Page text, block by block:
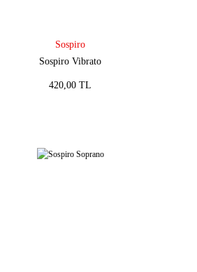
Sospiro
Sospiro Vibrato
420,00 TL